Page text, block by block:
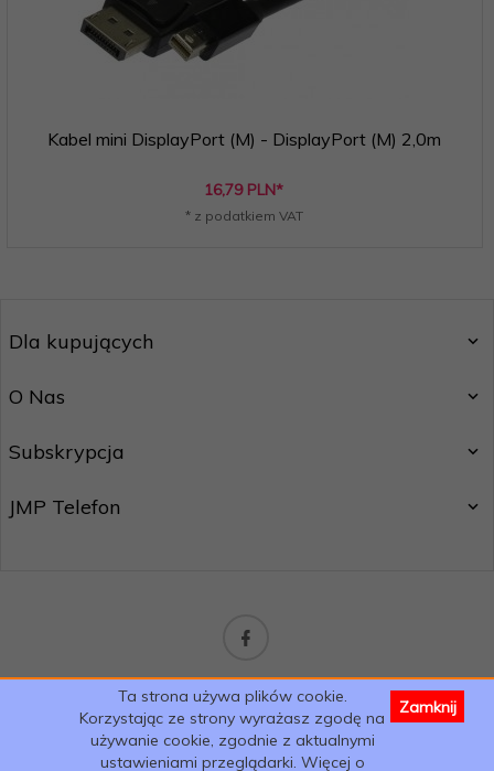
Kabel mini DisplayPort (M) - DisplayPort (M) 2,0m
16,79 PLN*
* z podatkiem VAT
Dla kupujących
O Nas
Subskrypcja
JMP Telefon
oprogramowanie sklepu internetowego
Ta strona używa plików cookie.
Korzystając ze strony wyrażasz zgodę na
używanie cookie, zgodnie z aktualnymi
ustawieniami przeglądarki. Więcej o
Zamknij